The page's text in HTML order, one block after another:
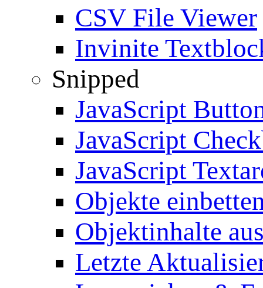
CSV File Viewer
Invinite
Snipped
JavaScript
JavaScript
JavaScript
Objekte
Objektinhalte
Letzte